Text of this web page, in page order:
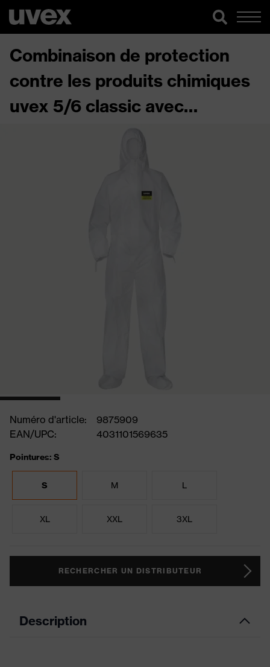
Combinaison de protection
contre les produits chimiques
uvex 5/6 classic avec
Numéro d'article:
9875909
EAN/UPC:
4031101569635
Pointures: S
S M L
XL XXL 3XL
RECHERCHER UN DISTRIBUTEUR
Description